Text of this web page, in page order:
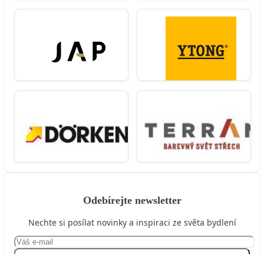
Odebírejte newsletter
Nechte si posílat novinky a inspiraci ze světa bydlení